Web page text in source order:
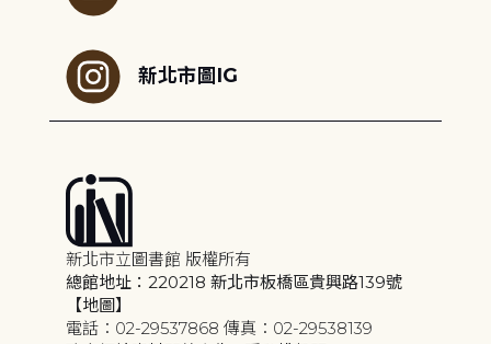
新北市圖IG
新北市立圖書館 版權所有
總館地址：220218 新北市板橋區貴興路139號
【地圖】
電話：02-29537868 傳真：02-29538139